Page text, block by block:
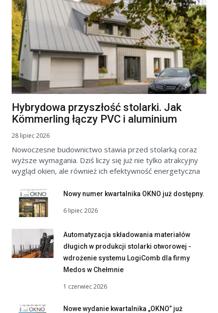
Hybrydowa przyszłość stolarki. Jak
Kömmerling łączy PVC i aluminium
28 lipiec 2026
Nowoczesne budownictwo stawia przed stolarką coraz
wyższe wymagania. Dziś liczy się już nie tylko atrakcyjny
wygląd okien, ale również ich efektywność energetyczna
Nowy numer kwartalnika OKNO już dostępny.
6 lipiec 2026
Automatyzacja składowania materiałów
długich w produkcji stolarki otworowej -
wdrożenie systemu LogiComb dla firmy
Medos w Chełmnie
1 czerwiec 2026
Nowe wydanie kwartalnika „OKNO” już